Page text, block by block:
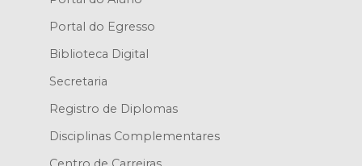
Portal do Egresso
Biblioteca Digital
Secretaria
Registro de Diplomas
Disciplinas Complementares